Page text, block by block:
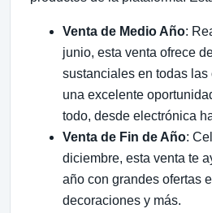
Venta de Medio Año:
junio, esta venta ofrece
sustanciales en todas
una excelente
todo, desde electrónica
Venta de Fin de Año:
diciembre, esta venta te
año con grandes ofertas
decoraciones y más.